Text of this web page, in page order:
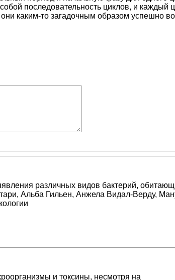
последовательность циклов, и каждый
они каким-то загадочным образом успешно
различных видов бактерий,
Альба Гильен, Анжела Видал-Верду,
и токсины, несмотря на